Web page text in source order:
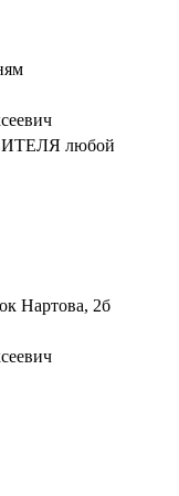
любой
Нартова, 2б